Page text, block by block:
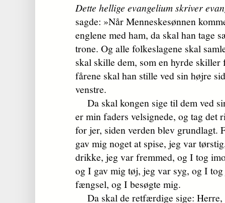
Dette hellige evangelium skriver
sagde: »Når Menneskesønnen
englene med ham, da skal han tage
trone. Og alle folkeslagene skal
skal skille dem, som en hyrde
fårene skal han stille ved sin højre
venstre.
Da skal kongen sige til dem ved
er min faders velsignede, og tag det
for jer, siden verden blev grundlagt.
gav mig noget at spise, jeg var
drikke, jeg var fremmed, og I tog
og I gav mig tøj, jeg var syg, og I
fængsel, og I besøgte mig.
Da skal de retfærdige sige: Herre,